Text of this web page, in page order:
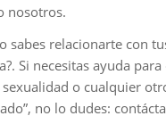
nosotros.
sabes relacionarte con
Si necesitas ayuda
o cualquier
no lo dudes: